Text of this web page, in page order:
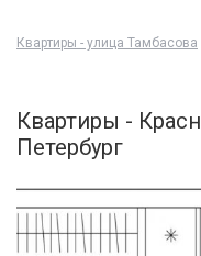
Квартиры - улица Тамбасова
Квартиры -
Петербург